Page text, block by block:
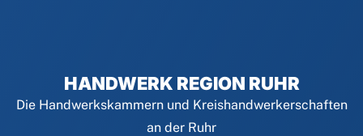
HANDWERK REGION RUHR
Die Handwerkskammern und Kreishandwerkerschaften
an der Ruhr